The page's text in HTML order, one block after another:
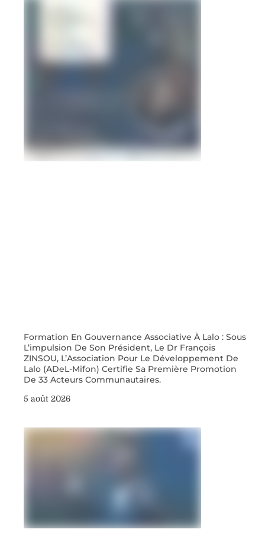
Formation En Gouvernance Associative À Lalo : Sous
L’impulsion De Son Président, Le Dr François
ZINSOU, L’Association Pour Le Développement De
Lalo (ADeL-Mifon) Certifie Sa Première Promotion
De 33 Acteurs Communautaires.
5 août 2026